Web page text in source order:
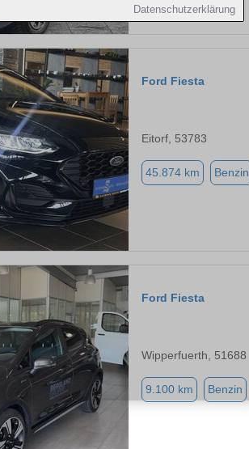
Datenschutzerklärung
Ford Fiesta
Eitorf, 53783
45.874 km Benzin
Ford Fiesta
Wipperfuerth, 51688
9.100 km Benzin